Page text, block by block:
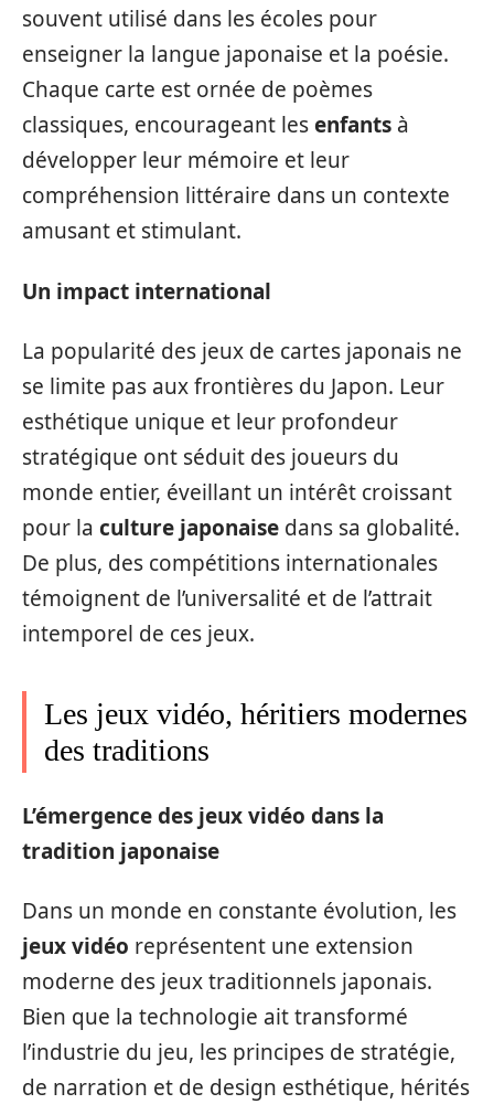
souvent utilisé dans les écoles pour
enseigner la langue japonaise et la poésie.
Chaque carte est ornée de poèmes
classiques, encourageant lesenfants à
développer leur mémoire et leur
compréhension littéraire dans un contexte
amusant et stimulant.
Un impact international
La popularité des jeux de cartes japonais ne
se limite pas aux frontières du Japon. Leur
esthétique unique et leur profondeur
stratégique ont séduit des joueurs du
monde entier, éveillant un intérêt croissant
pour la culture japonaise dans sa globalité.
De plus, des compétitions internationales
témoignent de l’universalité et de l’attrait
intemporel de ces jeux.
Les jeux vidéo, héritiers modernes
des traditions
L’émergence des jeux vidéo dans la
tradition japonaise
Dans un monde en constante évolution, les
jeux vidéo représentent une extension
moderne des jeux traditionnels japonais.
Bien que la technologie ait transformé
l’industrie du jeu, les principes de stratégie,
de narration et de design esthétique, hérités